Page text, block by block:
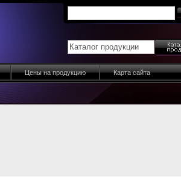
Цены на продукцию Карта сайта